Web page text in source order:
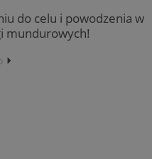
do celu i powodzenia w
mundurowych!
⏵︎